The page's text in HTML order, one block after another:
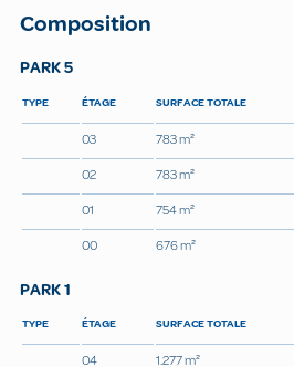
Composition
PARK 5
TYPE ÉTAGE SURFACE TOTALE
03
783 m²
02
783 m²
01
754 m²
00
676 m²
PARK 1
TYPE ÉTAGE SURFACE TOTALE
04
1.277 m²